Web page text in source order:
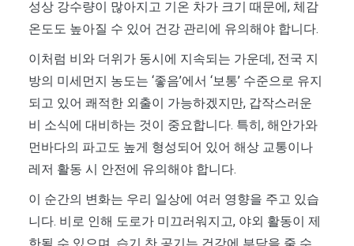
성상 강수량이 많아지고 기온 차가 크기 때문에, 체감
온도도 높아질 수 있어 건강 관리에 유의해야 합니다.
이처럼 비와 더위가 동시에 지속되는 가운데, 전국 지
방의 미세먼지 농도는 ‘좋음’에서 ‘보통’ 수준으로 유지
되고 있어 쾌적한 외출이 가능하겠지만, 갑작스러운
비 소식에 대비하는 것이 중요합니다. 특히, 해안가와
먼바다의 파고도 높게 형성되어 있어 해상 교통이나
레저 활동 시 안전에 유의해야 합니다.
이 순간의 변화는 우리 일상에 여러 영향을 주고 있습
니다. 비로 인해 도로가 미끄러워지고, 야외 활동이 제